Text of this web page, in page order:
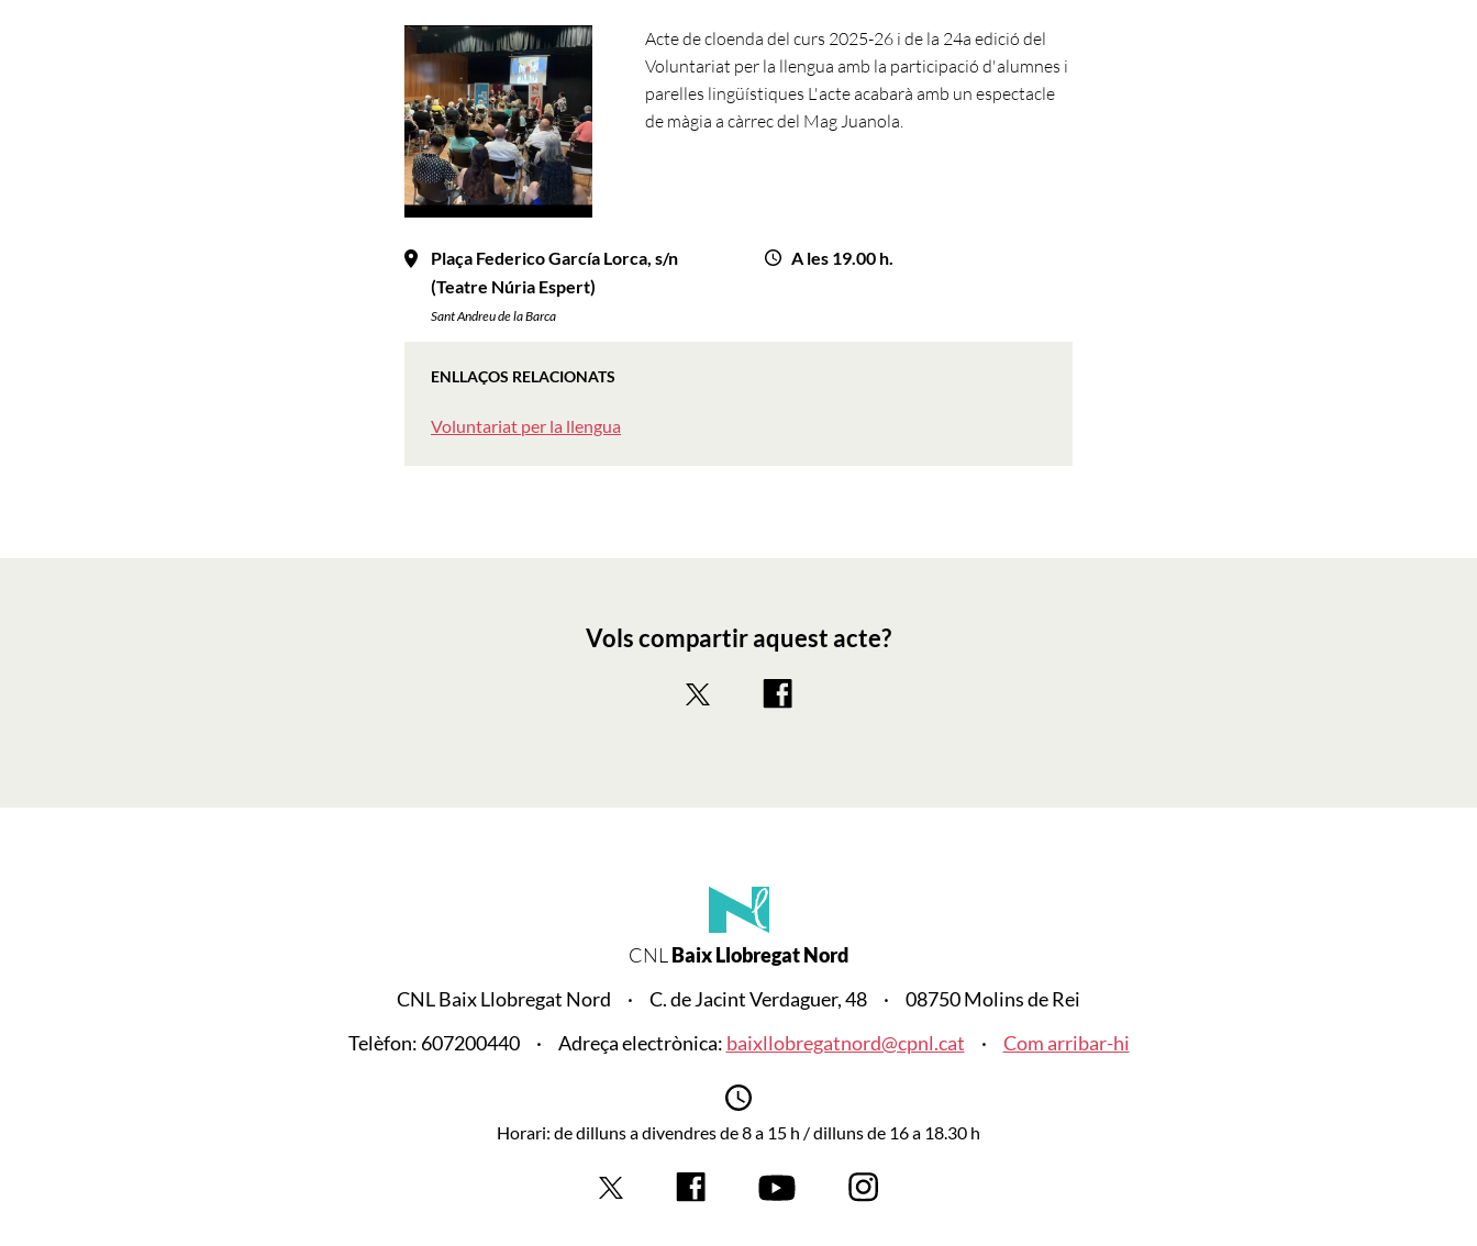
Acte de cloenda del curs 2025-26 i de la 24a edició del
Voluntariat per la llengua amb la participació d'alumnes i
parelles lingüístiques L'acte acabarà amb un espectacle
de màgia a càrrec del Mag Juanola.
Plaça Federico García Lorca, s/n
(Teatre Núria Espert)
Sant Andreu de la Barca
A les 19.00 h.
ENLLAÇOS RELACIONATS
Voluntariat per la llengua
Vols compartir aquest acte?
CNL Baix Llobregat Nord
CNL Baix Llobregat Nord
C. de Jacint Verdaguer, 48
08750 Molins de Rei
Telèfon: 607200440
Adreça electrònica: baixllobregatnord@cpnl.cat Com arribar-hi
Horari: de dilluns a divendres de 8 a 15 h / dilluns de 16 a 18.30 h